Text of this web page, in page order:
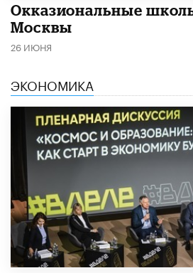
​Окказиональные
Москвы
26 ИЮНЯ
ЭКОНОМИКА